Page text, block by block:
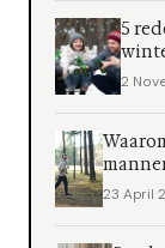
5
2
23 April